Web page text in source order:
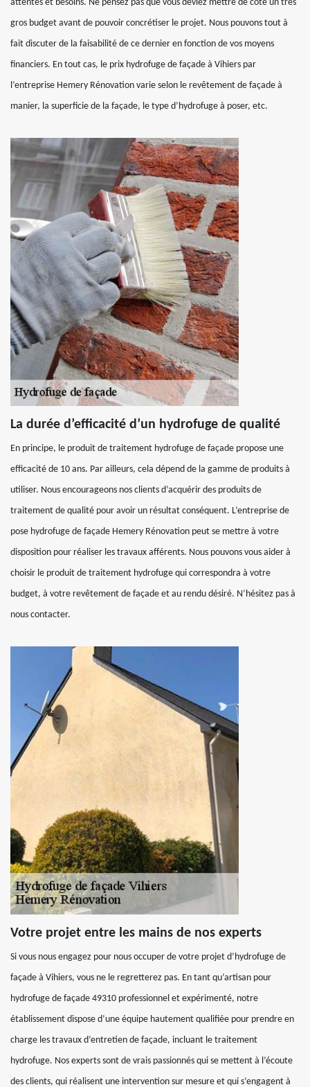
attentes et besoins. Ne pensez pas que vous deviez mettre de côté un très
gros budget avant de pouvoir concrétiser le projet. Nous pouvons tout à
fait discuter de la faisabilité de ce dernier en fonction de vos moyens
financiers. En tout cas, le prix hydrofuge de façade à Vihiers par
l’entreprise Hemery Rénovation varie selon le revêtement de façade à
manier, la superficie de la façade, le type d’hydrofuge à poser, etc.
La durée d’efficacité d’un hydrofuge de qualité
En principe, le produit de traitement hydrofuge de façade propose une
efficacité de 10 ans. Par ailleurs, cela dépend de la gamme de produits à
utiliser. Nous encourageons nos clients d’acquérir des produits de
traitement de qualité pour avoir un résultat conséquent. L’entreprise de
pose hydrofuge de façade Hemery Rénovation peut se mettre à votre
disposition pour réaliser les travaux afférents. Nous pouvons vous aider à
choisir le produit de traitement hydrofuge qui correspondra à votre
budget, à votre revêtement de façade et au rendu désiré. N’hésitez pas à
nous contacter.
Votre projet entre les mains de nos experts
Si vous nous engagez pour nous occuper de votre projet d’hydrofuge de
façade à Vihiers, vous ne le regretterez pas. En tant qu’artisan pour
hydrofuge de façade 49310 professionnel et expérimenté, notre
établissement dispose d’une équipe hautement qualifiée pour prendre en
charge les travaux d’entretien de façade, incluant le traitement
hydrofuge. Nos experts sont de vrais passionnés qui se mettent à l’écoute
des clients, qui réalisent une intervention sur mesure et qui s’engagent à